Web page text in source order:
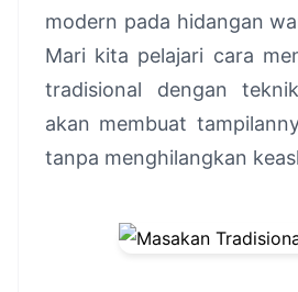
modern pada hidangan
Mari kita pelajari cara
tradisional dengan
akan membuat
tanpa menghilangkan